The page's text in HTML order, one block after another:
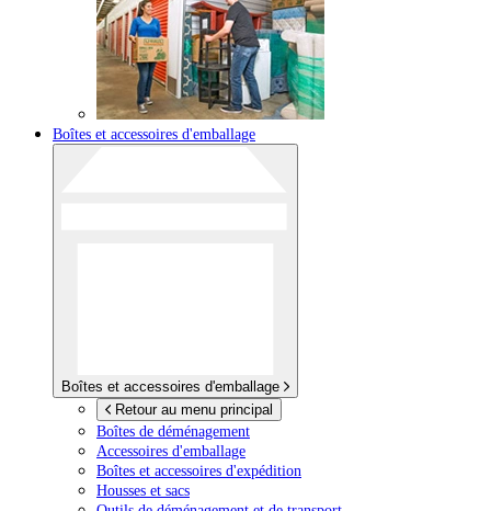
Boîtes et accessoires d'emballage
Boîtes et accessoires d'emballage
Retour au menu principal
Boîtes de déménagement
Accessoires d'emballage
Boîtes et accessoires d'expédition
Housses et sacs